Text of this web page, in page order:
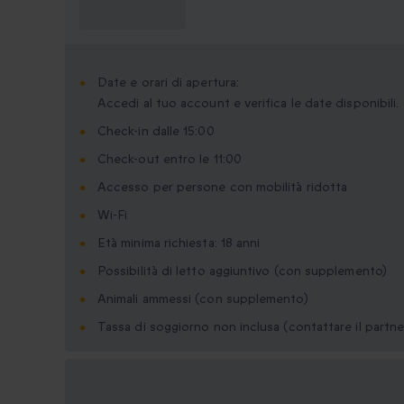
Date e orari di apertura:
Accedi al tuo account e verifica le date disponibili.
Check-in dalle 15:00
Check-out entro le 11:00
Accesso per persone con mobilità ridotta
Wi-Fi
Età minima richiesta: 18 anni
Possibilità di letto aggiuntivo (con supplemento)
Animali ammessi (con supplemento)
Tassa di soggiorno non inclusa (contattare il